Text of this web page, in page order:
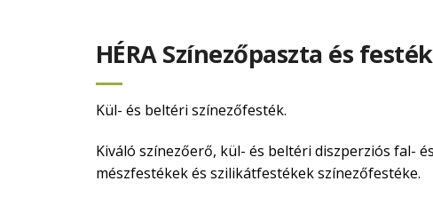
HÉRA Színezőpaszta és festék
Kül- és beltéri színezőfesték.
Kiváló színezőerő, kül- és beltéri diszperziós fal-
mészfestékek és szilikátfestékek színezőfestéke.